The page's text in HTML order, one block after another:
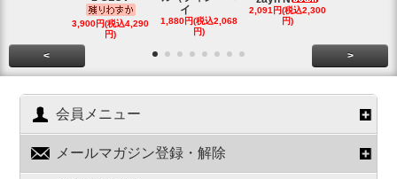
3,900円(税込4,290
円)
イ
1,880円(税込2,068
円)
2,091円(税込2,300
円)
< >
会員メニュー
メールマガジン登録・解除